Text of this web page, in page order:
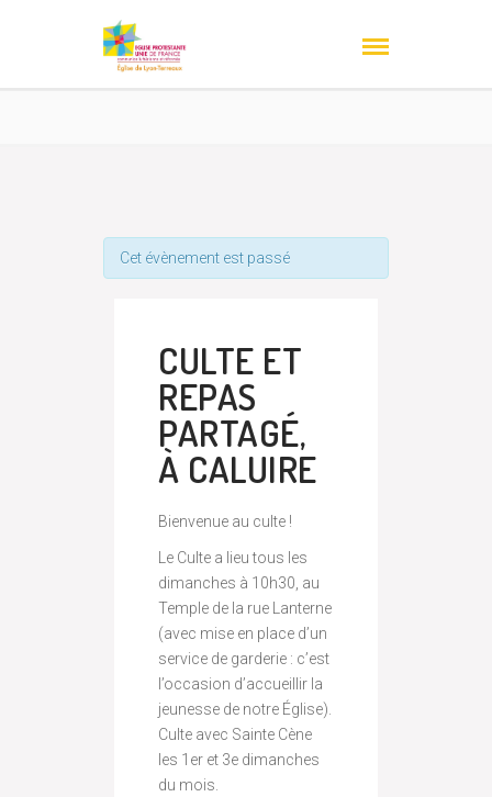
Cet évènement est passé
CULTE ET
REPAS
PARTAGÉ,
À CALUIRE
Bienvenue au culte !
Le Culte a lieu tous les
dimanches à 10h30, au
Temple de la rue Lanterne
(avec mise en place d’un
service de garderie : c’est
l’occasion d’accueillir la
jeunesse de notre Église).
Culte avec Sainte Cène
les 1er et 3e dimanches
du mois.